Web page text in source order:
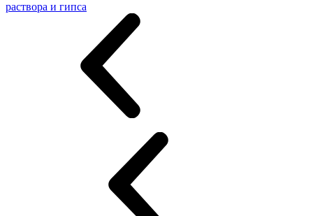
раствора и гипса